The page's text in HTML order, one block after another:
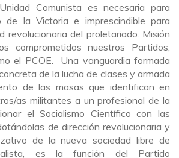
Comunista es necesaria para
de la Victoria e imprescindible para
revolucionaria del proletariado. Misión
comprometidos nuestros Partidos,
el PCOE. Una vanguardia formada
de la lucha de clases y armada
de las masas que identifican en
as militantes a un profesional de la
el Socialismo Científico con las
de dirección revolucionaria y
de la nueva sociedad libre de
es la función del Partido